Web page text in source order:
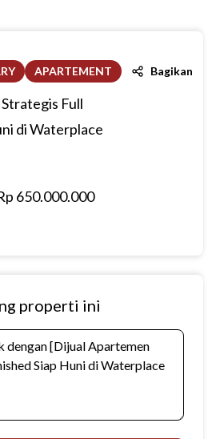
APARTEMENT Bagikan
Full
di Waterplace
650.000.000
properti ini